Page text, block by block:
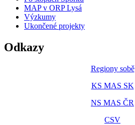
MAP v ORP Lysá
Výzkumy
Ukončené projekty
Odkazy
Regiony sobě
KS MAS SK
NS MAS ČR
CSV